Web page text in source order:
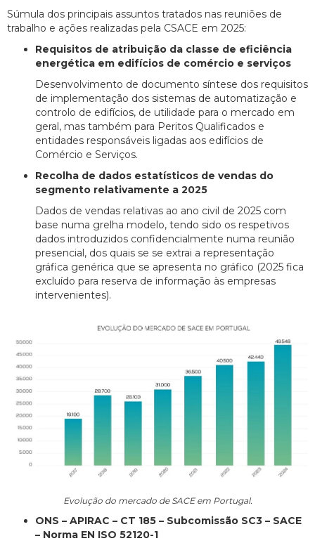
Súmula dos principais assuntos tratados nas reuniões de
trabalho e ações realizadas pela CSACE em 2025:
Requisitos de atribuição da classe de eficiência
energética em edifícios de comércio e serviços
Desenvolvimento de documento síntese dos requisitos
de implementação dos sistemas de automatização e
controlo de edifícios, de utilidade para o mercado em
geral, mas também para Peritos Qualificados e
entidades responsáveis ligadas aos edifícios de
Comércio e Serviços.
Recolha de dados estatísticos de vendas do
segmento relativamente a 2025
Dados de vendas relativas ao ano civil de 2025 com
base numa grelha modelo, tendo sido os respetivos
dados introduzidos confidencialmente numa reunião
presencial, dos quais se se extrai a representação
gráfica genérica que se apresenta no gráfico (2025 fica
excluído para reserva de informação às empresas
intervenientes).
Evolução do mercado de SACE em Portugal.
ONS – APIRAC – CT 185 – Subcomissão SC3 – SACE
– Norma EN ISO 52120-1